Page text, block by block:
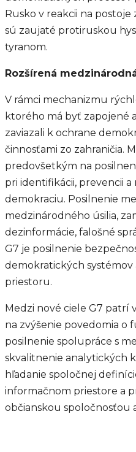
Rusko v reakcii na
sú zaujaté protiruskou
tyranom.
Rozšírená
V rámci mechanizmu
ktorého má byť zapojené
zaviazali k ochrane
činnosťami zo zahraničia.
predovšetkým na
pri identifikácii, prevencii
demokraciu. Posilnenie
medzinárodného úsilia,
dezinformácie, falošné
G7 je posilnenie
demokratických
priestoru.
Medzi nové ciele G7 patrí
na zvýšenie povedomia o
posilnenie spolupráce s
skvalitnenie analytických
hľadanie spoločnej
informačnom priestore a
občianskou spoločnosťou